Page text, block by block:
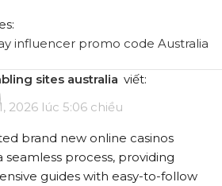
influencer promo code Australia
sites australia viết:
2026 lúc 5:06 chiều
brand new online casinos
seamless process, providing
guides with easy-to-follow